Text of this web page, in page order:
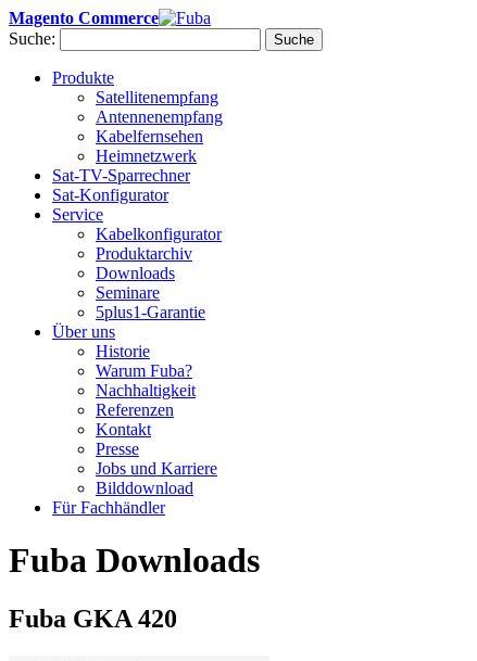
Magento Commerce
Suche:
Suche
Produkte
Satellitenempfang
Antennenempfang
Kabelfernsehen
Heimnetzwerk
Sat-TV-Sparrechner
Sat-Konfigurator
Service
Kabelkonfigurator
Produktarchiv
Downloads
Seminare
5plus1-Garantie
Über uns
Historie
Warum Fuba?
Nachhaltigkeit
Referenzen
Kontakt
Presse
Jobs und Karriere
Bilddownload
Für Fachhändler
Fuba Downloads
Fuba GKA 420